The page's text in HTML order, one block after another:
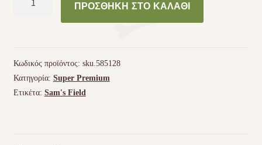
LARGE
Chicken
&
ΠΡΟΣΘΉΚΗ ΣΤΟ ΚΑΛΆΘΙ
Κωδικός προϊόντος: sku.585128
Κατηγορία: Super Premium
Ετικέτα: Sam's Field